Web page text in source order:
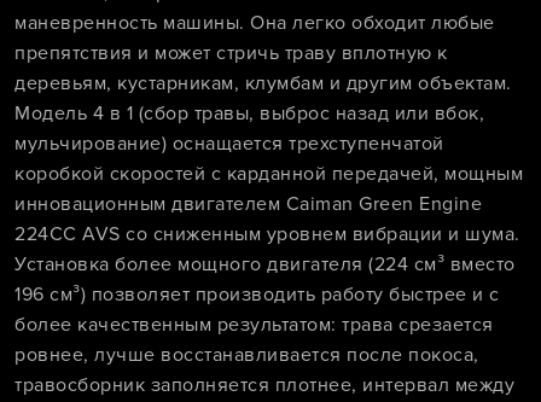
маневренность машины. Она легко обходит любые
препятствия и может стричь траву вплотную к
деревьям, кустарникам, клумбам и другим объектам.
Модель 4 в 1 (сбор травы, выброс назад или вбок,
мульчирование) оснащается трехступенчатой
коробкой скоростей с карданной передачей, мощным
инновационным двигателем Caiman Green Engine
224CC AVS со сниженным уровнем вибрации и шума.
Установка более мощного двигателя (224 см³ вместо
196 см³) позволяет производить работу быстрее и с
более качественным результатом: трава срезается
ровнее, лучше восстанавливается после покоса,
травосборник заполняется плотнее, интервал между